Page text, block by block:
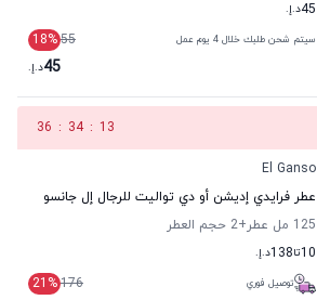
45د.إ.
سيتم شحن طلبك خلال 4 يوم عمل 55
18%
45د.إ.
12
:
34
:
36
El Ganso
عطر فرايدي إديشن أو دي تواليت للرجال إل جانسو
125 مل عطر
+2
حجم العطر
10تا138د.إ.
توصيل فوري 176
21 %